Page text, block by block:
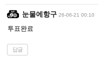
눈물에항구 26-06-21 00:10
투표완료
답글